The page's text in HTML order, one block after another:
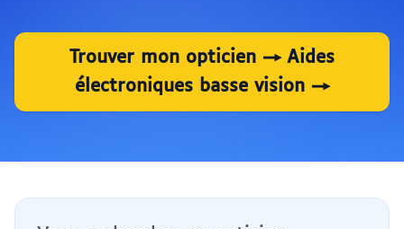
Trouver mon opticien → Aides
électroniques basse vision →